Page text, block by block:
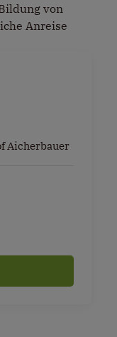
von
Anreise
Aicherbauer